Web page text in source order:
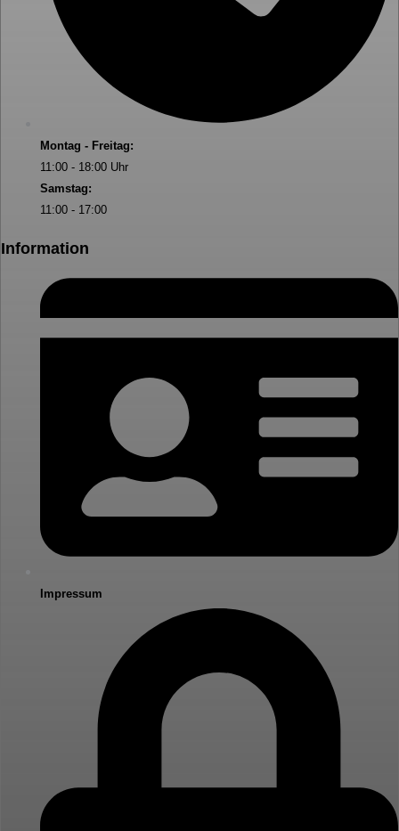
Montag - Freitag:
11:00 - 18:00 Uhr
Samstag:
11:00 - 17:00
Information
Impressum